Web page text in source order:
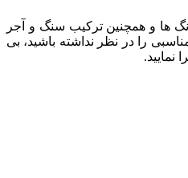
ها و همچنین ترکیب سنگ و آجر
را در نظر نداشته باشید، بی